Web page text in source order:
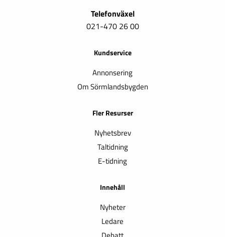
Telefonväxel
021-470 26 00
Kundservice
Annonsering
Om Sörmlandsbygden
Fler Resurser
Nyhetsbrev
Taltidning
E-tidning
Innehåll
Nyheter
Ledare